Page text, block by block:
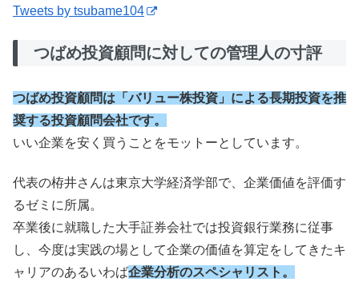
Tweets by tsubame104
つばめ投資顧問に対しての管理人の寸評
つばめ投資顧問は「バリュー株投資」による長期投資を推
奨する投資顧問会社です。
いい企業を安く買うことをモットーとしています。
代表の栫井さんは東京大学経済学部で、企業価値を評価す
るゼミに所属。
卒業後に就職した大手証券会社では投資銀行業務に従事
し、今度は実践の場として企業の価値を算定をしてきたキ
ャリアのあるいわば企業分析のスペシャリスト。